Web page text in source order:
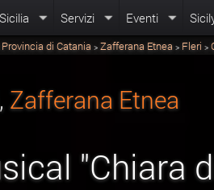
Servizi Eventi
Provincia di Catania > Zafferana Etnea > Fleri >
, Zafferana Etnea
"Chiara